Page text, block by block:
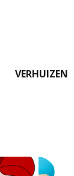
VERHUIZEN